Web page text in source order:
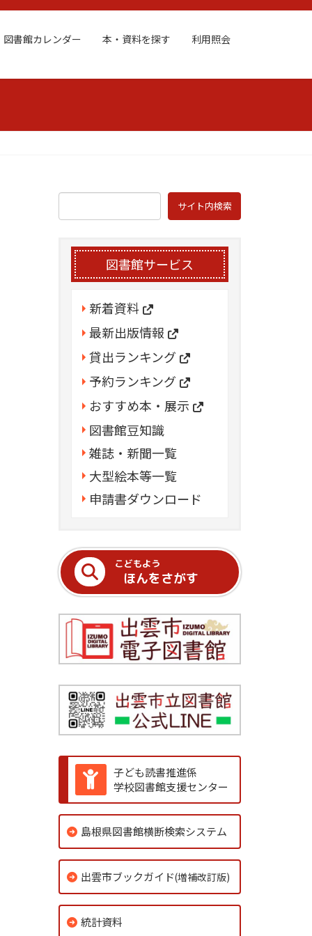
図書館カレンダー 本・資料を探す 利用照会
図書館サービス
新着資料
最新出版情報
貸出ランキング
予約ランキング
おすすめ本・展示
図書館豆知識
雑誌・新聞一覧
大型絵本等一覧
申請書ダウンロード
こどもよう
ほんをさがす
子ども読書推進係
学校図書館支援センター
島根県図書館横断検索システム
出雲市ブックガイド(増補改訂版)
統計資料